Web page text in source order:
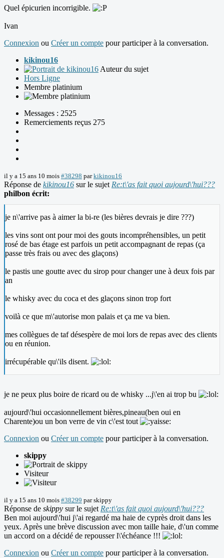
Quel épicurien incorrigible.
Ivan
Connexion ou Créer un compte pour participer à la conversation.
kikinou16
Auteur du sujet
Hors Ligne
Membre platinium
Messages : 2525
Remerciements reçus 275
il y a 15 ans 10 mois #38298 parkikinou16
Réponse de kikinou16 sur le sujet Re:t\'as fait quoi aujourd\'hui???
philbon écrit:
je n\'arrive pas à aimer la bi-re (les bières devrais je dire ???)
les vins sont ont pour moi des gouts incompréhensibles, un petit
rosé de bas étage est parfois un petit accompagnant de repas (ça
passe très frais ou avec des glaçons)
le pastis une goutte avec du sirop pour changer une à deux fois par
an
le whisky avec du coca et des glaçons sinon trop fort
voilà ce que m\'autorise mon palais et ça me va bien.
mes collègues de taf désespère de moi lors de repas avec des clients
ou en réunion.
irrécupérable qu\'ils disent.
je ne peux plus boire de ricard ou de whisky ...j\'en ai trop bu
aujourd\'hui occasionnellement bières,pineau(ben oui en
Charente)ou un bon verre de vin c\'est tout
Connexion ou Créer un compte pour participer à la conversation.
skippy
Visiteur
il y a 15 ans 10 mois #38299 parskippy
Réponse de skippy sur le sujet Re:t\'as fait quoi aujourd\'hui???
Ben moi aujourd\'hui j\'ai regardé ma haie de cyprès droit dans les
yeux. Après une brève discussion avec mon taille haie, d\'un comme
un accord on a décidé de repousser l\'échéance !!!
Connexion ou Créer un compte pour participer à la conversation.